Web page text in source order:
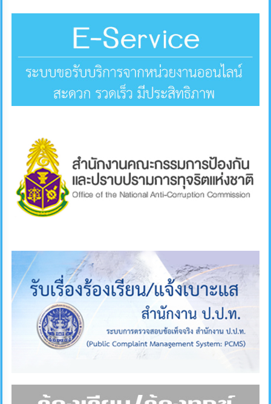
ดำเนิน
การ
ป้องกัน
ทุจริต
มาตรการ
ภายใน
ป้องกัน
ITA
Service